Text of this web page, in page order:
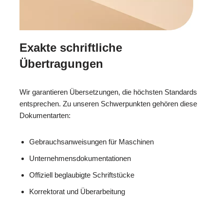
Exakte schriftliche
Übertragungen
Wir garantieren Übersetzungen, die höchsten Standards
entsprechen. Zu unseren Schwerpunkten gehören diese
Dokumentarten:
Gebrauchsanweisungen für Maschinen
Unternehmensdokumentationen
Offiziell beglaubigte Schriftstücke
Korrektorat und Überarbeitung